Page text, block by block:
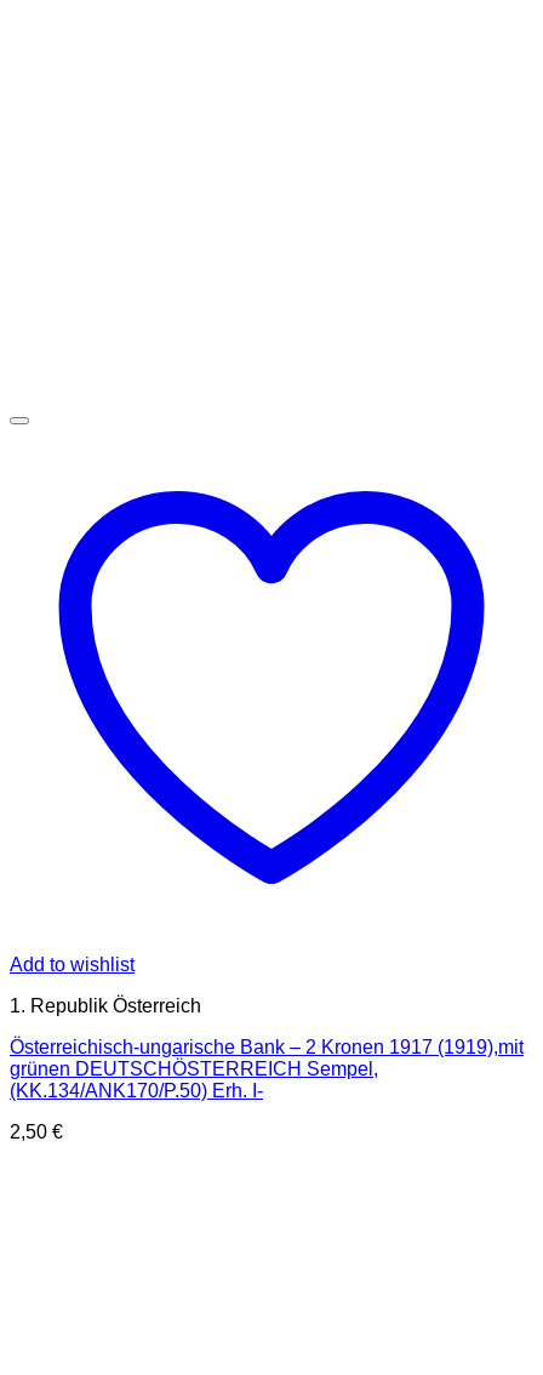
Add to wishlist
1. Republik Österreich
Österreichisch-ungarische Bank – 2 Kronen 1917 (1919),mit
grünen DEUTSCHÖSTERREICH Sempel,
(KK.134/ANK170/P.50) Erh. I-
2,50 €